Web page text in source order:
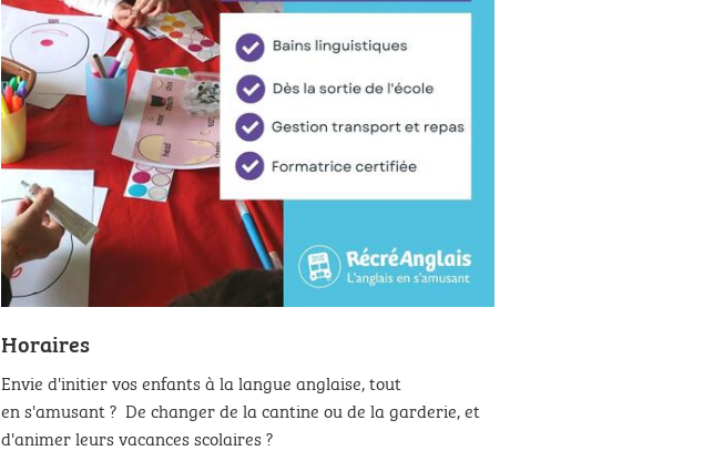
Horaires
Envie d'initier vos enfants à la langue anglaise, tout
ens'amusant ? De changer de la cantine ou de la garderie, et
d'animer leurs vacances scolaires ?